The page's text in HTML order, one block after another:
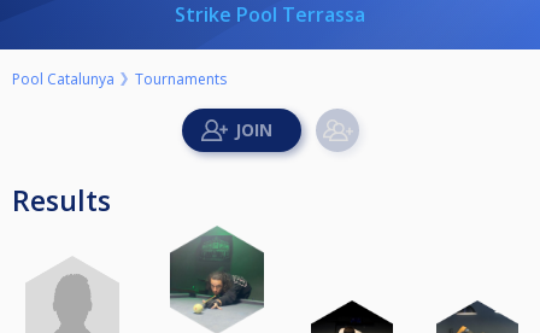
Strike Pool Terrassa
Pool Catalunya Tournaments
Results